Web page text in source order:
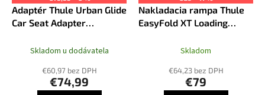
Adaptér Thule Urban Glide
Car Seat Adapter
Skladom u dodávatela
€60,97 bez DPH
€74,99
Nakladacia rampa Thule
EasyFold XT Loading
Skladom
€64,23 bez DPH
€79